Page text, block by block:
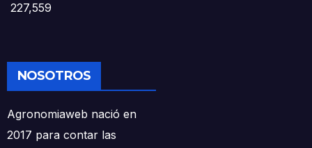
227,559
NOSOTROS
Agronomiaweb nació en
2017 para contar las